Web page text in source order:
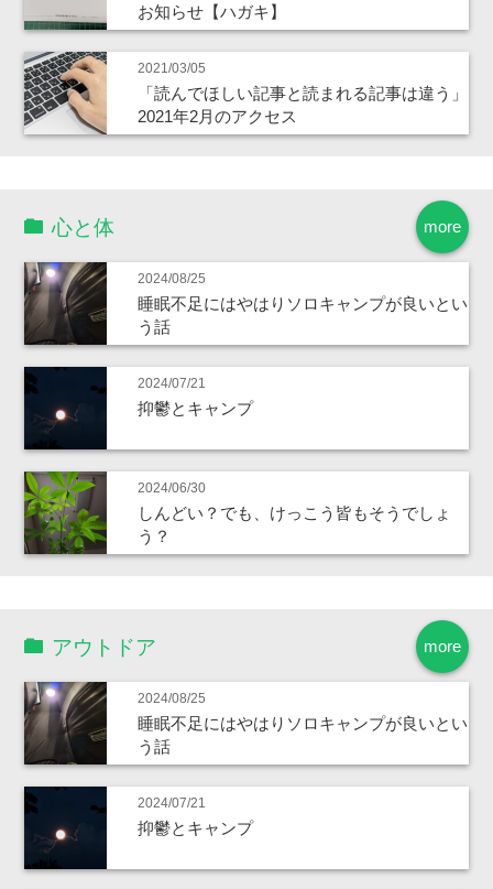
お知らせ【ハガキ】
2021/03/05
「読んでほしい記事と読まれる記事は違う」
2021年2月のアクセス
more
心と体
2024/08/25
睡眠不足にはやはりソロキャンプが良いとい
う話
2024/07/21
抑鬱とキャンプ
2024/06/30
しんどい？でも、けっこう皆もそうでしょ
う？
more
アウトドア
2024/08/25
睡眠不足にはやはりソロキャンプが良いとい
う話
2024/07/21
抑鬱とキャンプ